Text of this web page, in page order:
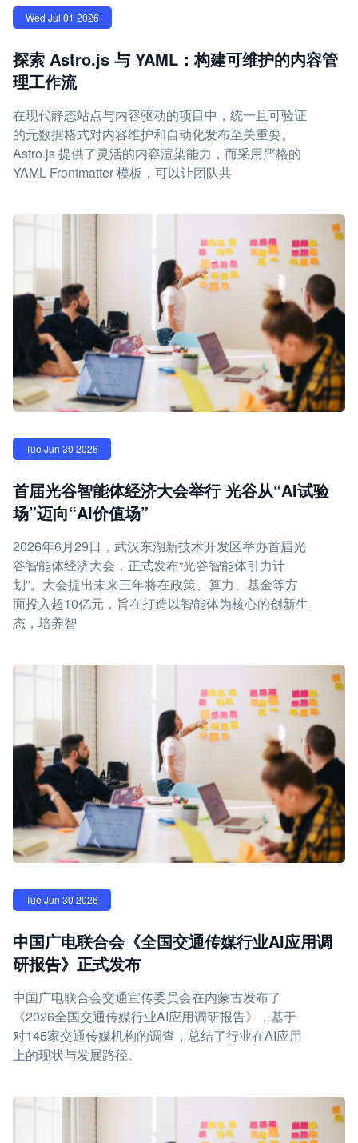
Wed Jul 01 2026
探索 Astro.js 与 YAML：构建可维护的内容管
理工作流
在现代静态站点与内容驱动的项目中，统一且可验证
的元数据格式对内容维护和自动化发布至关重要。
Astro.js 提供了灵活的内容渲染能力，而采用严格的
YAML Frontmatter 模板，可以让团队共
Tue Jun 30 2026
首届光谷智能体经济大会举行 光谷从“AI试验
场”迈向“AI价值场”
2026年6月29日，武汉东湖新技术开发区举办首届光
谷智能体经济大会，正式发布“光谷智能体引力计
划”。大会提出未来三年将在政策、算力、基金等方
面投入超10亿元，旨在打造以智能体为核心的创新生
态，培养智
Tue Jun 30 2026
中国广电联合会《全国交通传媒行业AI应用调
研报告》正式发布
中国广电联合会交通宣传委员会在内蒙古发布了
《2026全国交通传媒行业AI应用调研报告》，基于
对145家交通传媒机构的调查，总结了行业在AI应用
上的现状与发展路径。